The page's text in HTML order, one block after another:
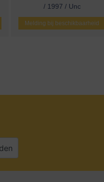
/ 1997 / Unc
Melding bij beschikbaarheid